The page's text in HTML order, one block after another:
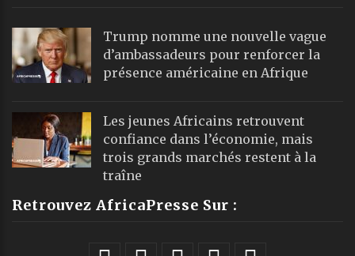
Trump nomme une nouvelle vague
d’ambassadeurs pour renforcer la
présence américaine en Afrique
Les jeunes Africains retrouvent
confiance dans l’économie, mais
trois grands marchés restent à la
traîne
Retrouvez AfricaPresse Sur :